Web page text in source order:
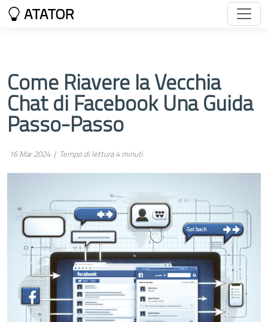
ATATOR
Come Riavere la Vecchia
Chat di Facebook Una Guida
Passo-Passo
16 Mar 2024 | Tempo di lettura 4 minuti